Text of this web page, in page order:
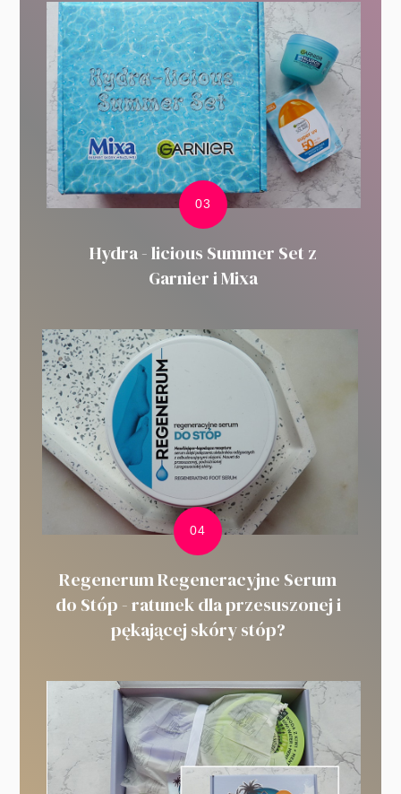
Hydra - licious Summer Set z
Garnier i Mixa
Regenerum Regeneracyjne Serum
do Stóp - ratunek dla przesuszonej i
pękającej skóry stóp?